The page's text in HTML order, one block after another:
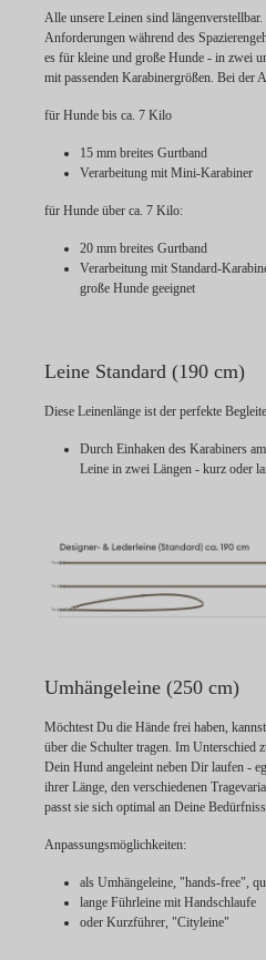
Alle unsere Leinen sind
Anforderungen während des
es für kleine und große Hunde - in zwei
mit passenden Karabinergrößen. Bei der
für Hunde bis ca. 7 Kilo
15 mm breites Gurtband
Verarbeitung mit Mini-Karabiner
für Hunde über ca. 7 Kilo:
20 mm breites Gurtband
Verarbeitung mit Standard-
große Hunde geeignet
Leine Standard (190 cm)
Diese Leinenlänge ist der perfekte
Durch Einhaken des Karabiners
Leine in zwei Längen - kurz oder
Umhängeleine (250 cm)
Möchtest Du die Hände frei haben,
über die Schulter tragen. Im Unterschied
Dein Hund angeleint neben Dir laufen -
ihrer Länge, den verschiedenen
passt sie sich optimal an Deine
Anpassungsmöglichkeiten:
als Umhängeleine, "hands-free",
lange Führleine mit Handschlaufe
oder Kurzführer, "Cityleine"